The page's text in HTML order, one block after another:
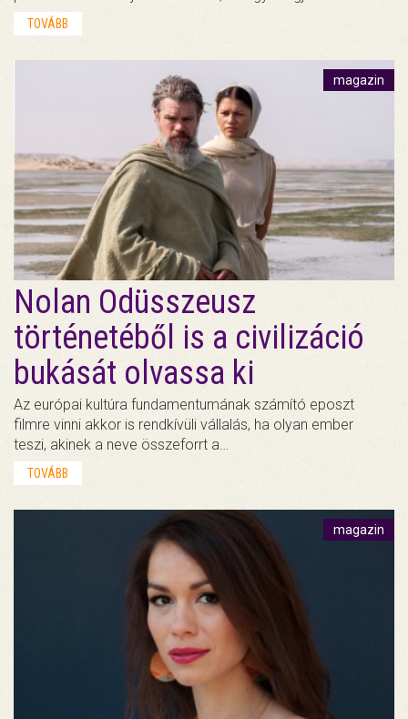
TOVÁBB
magazin
Nolan Odüsszeusz
történetéből is a civilizáció
bukását olvassa ki
Az európai kultúra fundamentumának számító eposzt
filmre vinni akkor is rendkívüli vállalás, ha olyan ember
teszi, akinek a neve összeforrt a…
TOVÁBB
magazin